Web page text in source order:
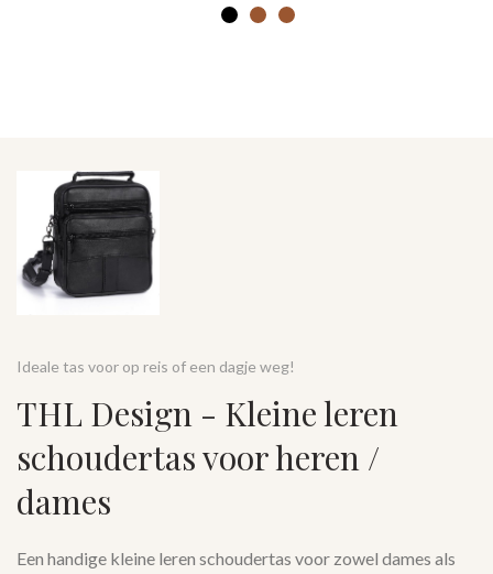
Ideale tas voor op reis of een dagje weg!
THL Design - Kleine leren
schoudertas voor heren /
dames
Een handige kleine leren schoudertas voor zowel dames als